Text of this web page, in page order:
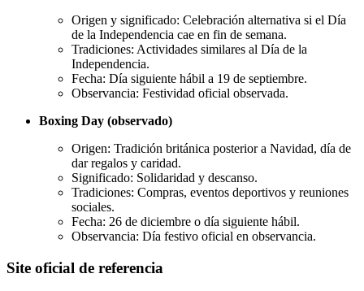
Origen y significado: Celebración alternativa si el Día
de la Independencia cae en fin de semana.
Tradiciones: Actividades similares al Día de la
Independencia.
Fecha: Día siguiente hábil a 19 de septiembre.
Observancia: Festividad oficial observada.
Boxing Day (observado)
Origen: Tradición británica posterior a Navidad, día de
dar regalos y caridad.
Significado: Solidaridad y descanso.
Tradiciones: Compras, eventos deportivos y reuniones
sociales.
Fecha: 26 de diciembre o día siguiente hábil.
Observancia: Día festivo oficial en observancia.
Site oficial de referencia